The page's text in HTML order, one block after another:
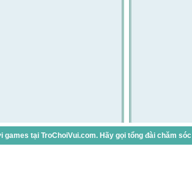
games tại TroChoiVui.com. Hãy gọi tổng đài chăm